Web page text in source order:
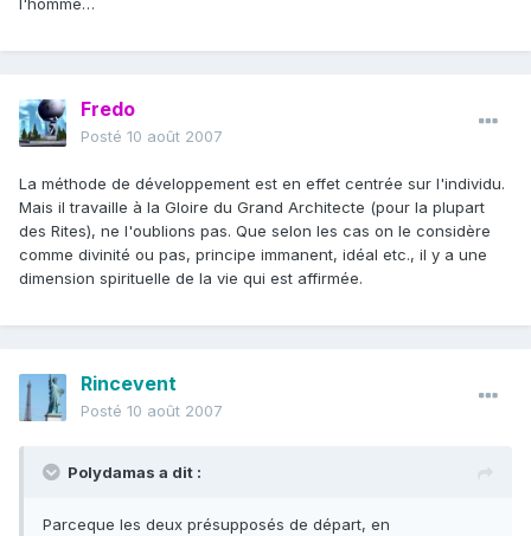
l'homme…
Fredo
Posté 10 août 2007
La méthode de développement est en effet centrée sur l'individu.
Mais il travaille à la Gloire du Grand Architecte (pour la plupart
des Rites), ne l'oublions pas. Que selon les cas on le considère
comme divinité ou pas, principe immanent, idéal etc., il y a une
dimension spirituelle de la vie qui est affirmée.
Rincevent
Posté 10 août 2007
Polydamas a dit :
Parceque les deux présupposés de départ, en